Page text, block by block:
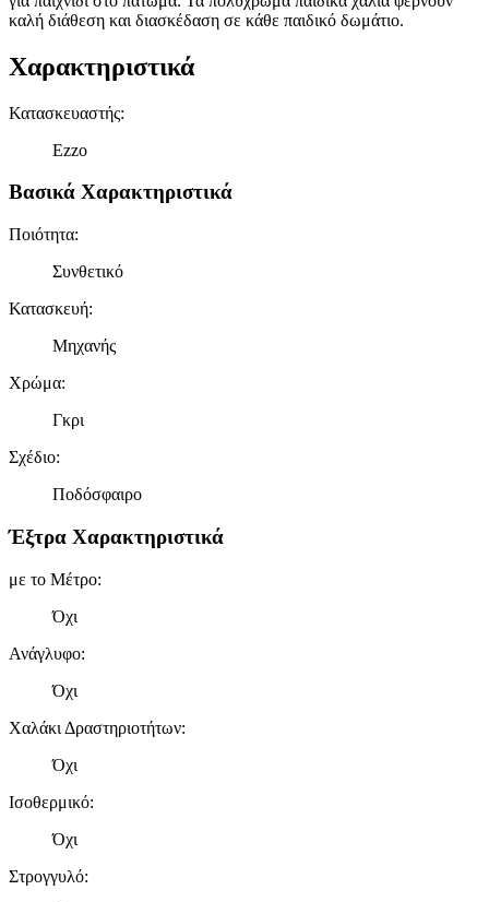
καλή διάθεση και διασκέδαση σε κάθε παιδικό δωμάτιο.
Χαρακτηριστικά
Κατασκευαστής:
Ezzo
Βασικά Χαρακτηριστικά
Ποιότητα:
Συνθετικό
Κατασκευή:
Μηχανής
Χρώμα:
Γκρι
Σχέδιο:
Ποδόσφαιρο
Έξτρα Χαρακτηριστικά
με το Μέτρο:
Όχι
Ανάγλυφο:
Όχι
Χαλάκι Δραστηριοτήτων:
Όχι
Ισοθερμικό:
Όχι
Στρογγυλό: